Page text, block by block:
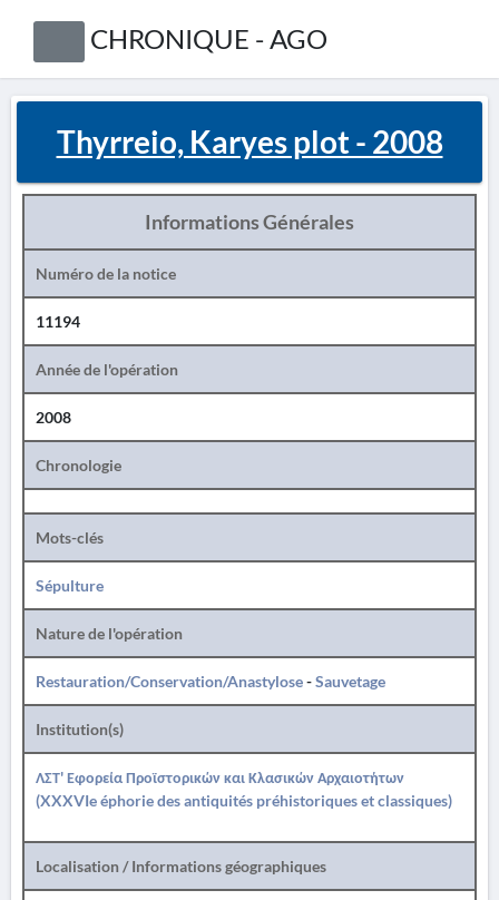
CHRONIQUE - AGO
Thyrreio, Karyes plot - 2008
Informations Générales
Numéro de la notice
11194
Année de l'opération
2008
Chronologie
Mots-clés
Sépulture
Nature de l'opération
Restauration/Conservation/Anastylose-Sauvetage
Institution(s)
ΛΣΤ' Εφορεία Προϊστορικών και Κλασικών Αρχαιοτήτων
(XXXVIe éphorie des antiquités préhistoriques et classiques)
Localisation / Informations géographiques